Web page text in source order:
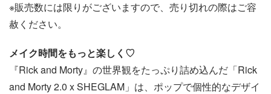
※販売数には限りがございますので、売り切れの際はご容
赦ください。
メイク時間をもっと楽しく♡
『Rick and Morty』の世界観をたっぷり詰め込んだ「Rick
and Morty 2.0 x SHEGLAM」は、ポップで個性的なデザイ